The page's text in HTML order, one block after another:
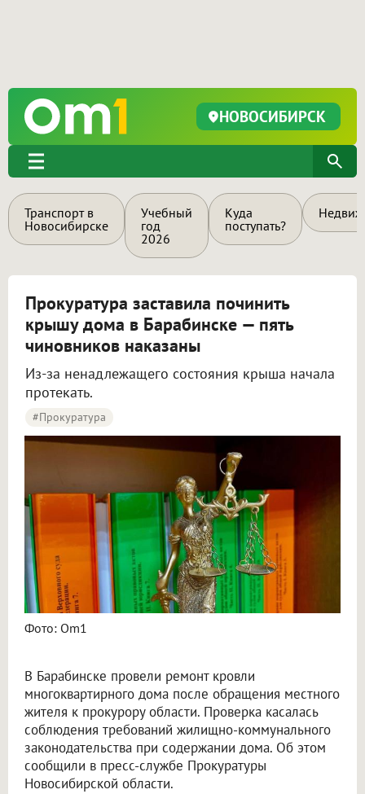
НОВОСИБИРСК
Транспорт в
Новосибирске
Учебный
год
2026
Куда
поступать?
Прокуратура заставила починить
крышу дома в Барабинске — пять
чиновников наказаны
Из-за ненадлежащего состояния крыша начала
протекать.
#Прокуратура
Фото: Om1
В Барабинске провели ремонт кровли
многоквартирного дома после обращения местного
жителя к прокурору области. Проверка касалась
соблюдения требований жилищно-коммунального
законодательства при содержании дома. Об этом
сообщили в пресс-службе Прокуратуры
Новосибирской области.